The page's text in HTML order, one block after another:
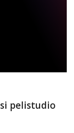
pelistudio